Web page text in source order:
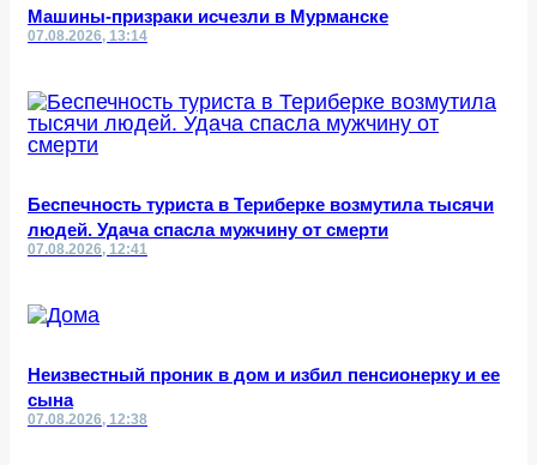
Машины-призраки исчезли в Мурманске
07.08.2026, 13:14
Беспечность туриста в Териберке возмутила тысячи
людей. Удача спасла мужчину от смерти
07.08.2026, 12:41
Неизвестный проник в дом и избил пенсионерку и ее
сына
07.08.2026, 12:38